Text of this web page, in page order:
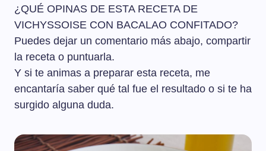
¿QUÉ OPINAS DE ESTA RECETA DE
VICHYSSOISE CON BACALAO CONFITADO?
Puedes dejar un comentario más abajo, compartir
la receta o puntuarla.
Y si te animas a preparar esta receta, me
encantaría saber qué tal fue el resultado o si te ha
surgido alguna duda.